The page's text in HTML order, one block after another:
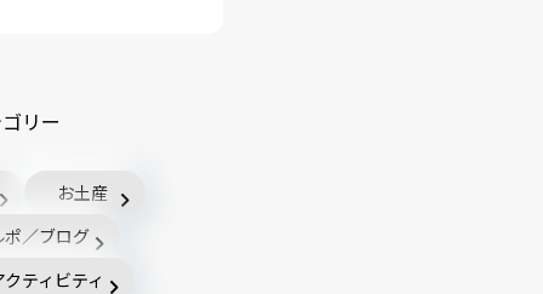
リー
お土産
／ブログ
ティビティ